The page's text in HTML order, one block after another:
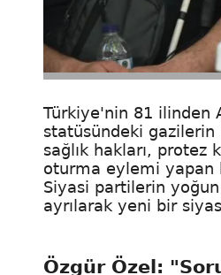
Türkiye'nin 81 ilinden
statüsündeki gazilerin
sağlık hakları,
oturma eylemi yapan
Siyasi partilerin
ayrılarak yeni bir
Özgür Özel: